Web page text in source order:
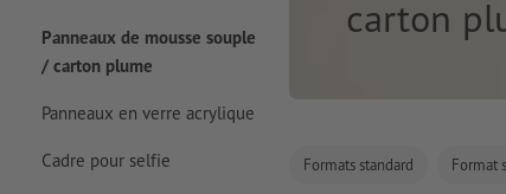
Panneaux de mousse souple
/ carton plume
Panneaux en verre acrylique
Cadre pour selfie
carton
Formats standard Format